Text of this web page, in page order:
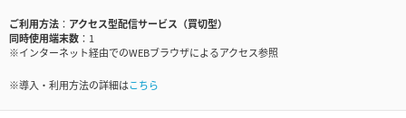
ご利用方法
アクセス型配信サービス（買切型）
同時使用端末数
1
※インターネット経由でのWEBブラウザによるアクセス参照
※導入・利用方法の詳細はこちら